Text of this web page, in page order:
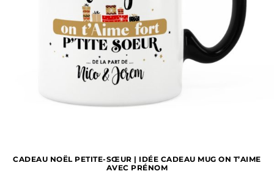
CADEAU NOËL PETITE-SŒUR | IDÉE CADEAU MUG ON T’AIME
AVEC PRÉNOM